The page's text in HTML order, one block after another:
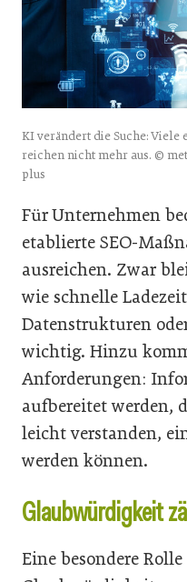
KI verändert die Suche:
reichen nicht mehr aus. ©
plus
Für Unternehmen
etablierte SEO-
ausreichen. Zwar
wie schnelle
Datenstrukturen
wichtig. Hinzu
Anforderungen:
aufbereitet werden,
leicht verstanden,
werden können.
Glaubwürdigkeit
Eine besondere